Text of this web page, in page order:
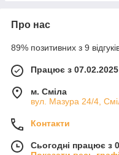
Про нас
89% позитивних з 9
Працює з 07.02.2025
м. Сміла
вул. Мазура 24/4,
Контакти
Сьогодні працює з